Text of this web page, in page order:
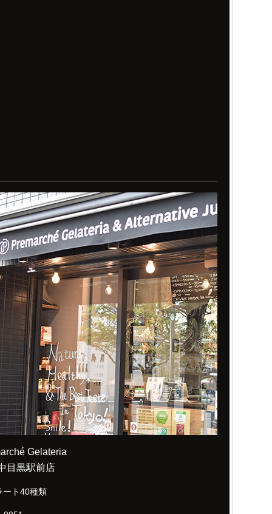
Gelateria
目黒駅前店
ート40種類